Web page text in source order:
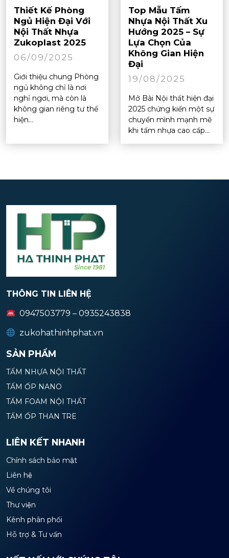
Thiết Kế Phòng
Ngủ Hiện Đại Với
Nội Thất Nhựa
Zukoplast 2025
06/09/2025
Giới thiệu chung Phòng
ngủ không chỉ là nơi
nghỉ ngơi, mà còn là
không gian riêng tư thể
hiện...
Top Mẫu Tấm
Nhựa Nội Thất Xu
Hướng 2025 – Sự
Lựa Chọn Của
Không Gian Hiện
Đại
19/08/2025
Mở Bài Nội thất hiện đại
2025 chứng kiến một sự
chuyển mình mạnh mẽ
khi tấm nhựa cao cấp...
THÔNG TIN LIÊN HỆ
0947503779 – 0935243838
zukohathinhphat.vn
SẢN PHẨM
TẤM NHỰA NỘI THẤT
TẤM ỐP NANO
TẤM FOAM NỘI THẤT
TẤM ỐP THAN TRE
LIÊN KẾT NHANH
Chính sách bảo mật
Liên hệ
Về chúng tôi
Thư viện
Kênh phân phối
Hỗ trợ & Tư vấn